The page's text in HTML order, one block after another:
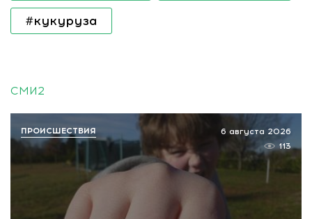
#кукуруза
СМИ2
6 августа 2026
113
ПРОИСШЕСТВИЯ